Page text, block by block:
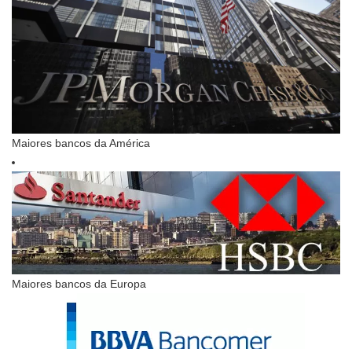
Maiores bancos da América
Maiores bancos da Europa